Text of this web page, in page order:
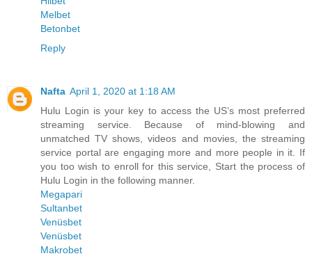
Melbet
Betonbet
Reply
Nafta April 1, 2020 at 1:18 AM
Hulu Login is your key to access the US’s most preferred
streaming service. Because of mind-blowing and
unmatched TV shows, videos and movies, the streaming
service portal are engaging more and more people in it. If
you too wish to enroll for this service, Start the process of
Hulu Login in the following manner.
Megapari
Sultanbet
Venüsbet
Venüsbet
Makrobet